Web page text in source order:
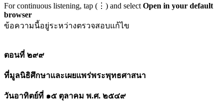
For continuous listening, tap (⋮) and select Open in your default
browser
ข้อความนี้อยู่ระหว่างตรวจสอบแก้ไข
ตอนที่ ๒๙๙
ที่มูลนิธิศึกษาและเผยแพร่พระพุทธศาสนา
วันอาทิตย์ที่ ๑๕ ตุลาคม พ.ศ. ๒๕๔๙